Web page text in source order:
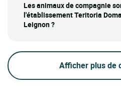
Les animaux de compagnie
l'établissement Teritoria
Leignon ?
Afficher plus de